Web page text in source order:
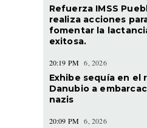
Refuerza IMSS
realiza acciones
fomentar la
exitosa.
20:19 PM 6, 2026
Exhibe sequía en el
Danubio a
nazis
20:09 PM 6, 2026